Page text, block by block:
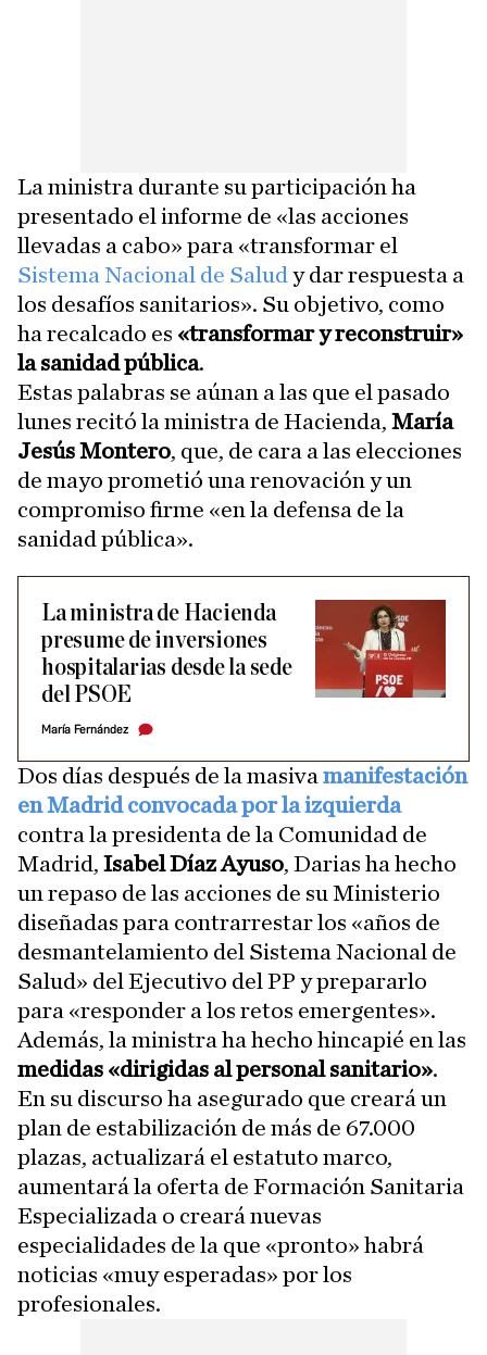
La ministra durante su participación ha
presentado el informe de «las acciones
llevadas a cabo» para «transformar el
Sistema Nacional de Salud y dar respuesta a
los desafíos sanitarios». Su objetivo, como
ha recalcado es «transformar y reconstruir»
la sanidad pública.
Estas palabras se aúnan a las que el pasado
lunes recitó la ministra de Hacienda, María
Jesús Montero, que, de cara a las elecciones
de mayo prometió una renovación y un
compromiso firme «en la defensa de la
sanidad pública».
La ministra de Hacienda
presume de inversiones
hospitalarias desde la sede
del PSOE
María Fernández
Dos días después de la masiva manifestación
en Madrid convocada por la izquierda
contra la presidenta de la Comunidad de
Madrid, Isabel Díaz Ayuso, Darias ha hecho
un repaso de las acciones de su Ministerio
diseñadas para contrarrestar los «años de
desmantelamiento del Sistema Nacional de
Salud» del Ejecutivo del PP y prepararlo
para «responder a los retos emergentes».
Además, la ministra ha hecho hincapié en las
medidas «dirigidas al personal sanitario».
En su discurso ha asegurado que creará un
plan de estabilización de más de 67.000
plazas, actualizará el estatuto marco,
aumentará la oferta de Formación Sanitaria
Especializada o creará nuevas
especialidades de la que «pronto» habrá
noticias «muy esperadas» por los
profesionales.